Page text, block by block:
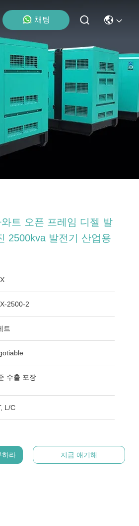
채팅
트 오픈 프레임 디젤 발
2500kva 발전기 산업용
2500-2
트
수출 포장
L/C
하라 지금 얘기해